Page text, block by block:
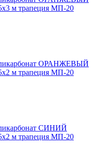
м трапеция МП-20
ОРАНЖЕВЫЙ
м трапеция МП-20
СИНИЙ
м трапеция МП-20